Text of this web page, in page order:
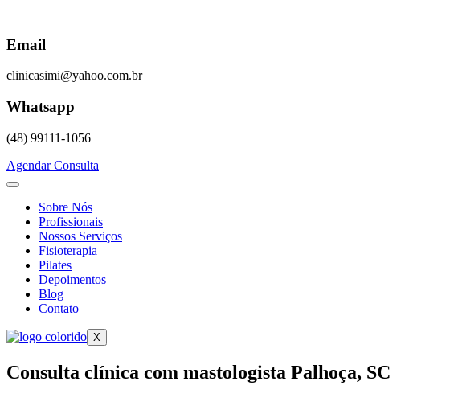
content
Email
clinicasimi@yahoo.com.br
Whatsapp
(48) 99111-1056
Agendar Consulta
Sobre Nós
Profissionais
Nossos Serviços
Fisioterapia
Pilates
Depoimentos
Blog
Contato
X
Consulta clínica com mastologista Palhoça, SC